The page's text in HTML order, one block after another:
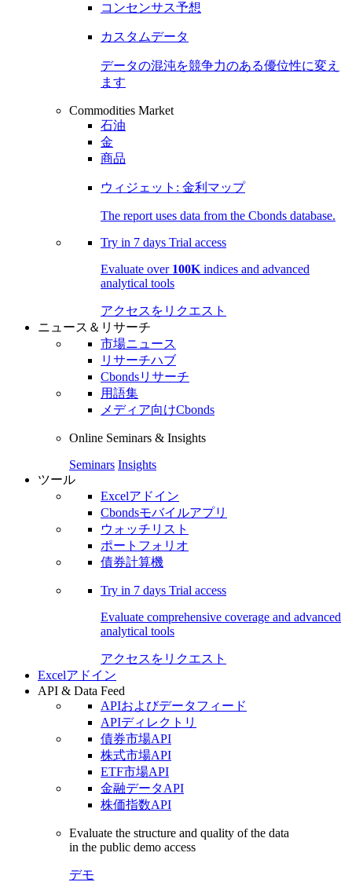
コンセンサス予想
カスタムデータ
データの混沌を競争力のある優位性に変え
ます
Commodities Market
石油
金
商品
ウィジェット: 金利マップ
The report uses data from the Cbonds database.
Try in 7 days Trial access
Evaluate over 100K indices and advanced
analytical tools
アクセスをリクエスト
ニュース＆リサーチ
市場ニュース
リサーチハブ
Cbondsリサーチ
用語集
メディア向けCbonds
Online Seminars & Insights
Seminars Insights
ツール
Excelアドイン
Cbondsモバイルアプリ
ウォッチリスト
ポートフォリオ
債券計算機
Try in 7 days Trial access
Evaluate comprehensive coverage and advanced
analytical tools
アクセスをリクエスト
Excelアドイン
API & Data Feed
APIおよびデータフィード
APIディレクトリ
債券市場API
株式市場API
ETF市場API
金融データAPI
株価指数API
Evaluate the structure and quality of the data
in the public demo access
デモ